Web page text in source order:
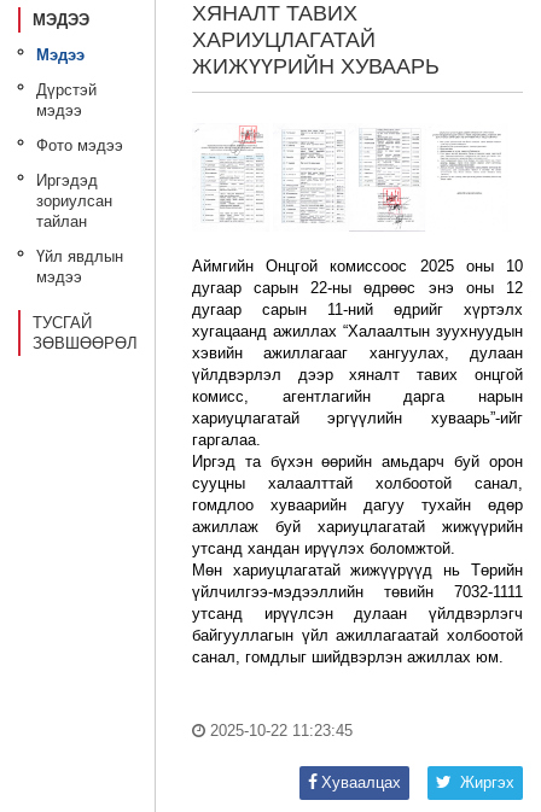
МЭДЭЭ
Мэдээ
Дүрстэй
мэдээ
Фото мэдээ
Иргэдэд
зориулсан
тайлан
Үйл явдлын
мэдээ
ТУСГАЙ
ЗӨВШӨӨРӨЛ
ХЯНАЛТ ТАВИХ
ХАРИУЦЛАГАТАЙ
ЖИЖҮҮРИЙН ХУВААРЬ
Аймгийн Онцгой комиссоос 2025 оны 10
дугаар сарын 22-ны өдрөөс энэ оны 12
дугаар сарын 11-ний өдрийг хүртэлх
хугацаанд ажиллах “Халаалтын зуухнуудын
хэвийн ажиллагааг хангуулах, дулаан
үйлдвэрлэл дээр хяналт тавих онцгой
комисс, агентлагийн дарга нарын
хариуцлагатай эргүүлийн хуваарь”-ийг
гаргалаа.
Иргэд та бүхэн өөрийн амьдарч буй орон
сууцны халаалттай холбоотой санал,
гомдлоо хуваарийн дагуу тухайн өдөр
ажиллаж буй хариуцлагатай жижүүрийн
утсанд хандан ирүүлэх боломжтой.
Мөн хариуцлагатай жижүүрүүд нь Төрийн
үйлчилгээ-мэдээллийн төвийн 7032-1111
утсанд ирүүлсэн дулаан үйлдвэрлэгч
байгууллагын үйл ажиллагаатай холбоотой
санал, гомдлыг шийдвэрлэн ажиллах юм.
2025-10-22 11:23:45
Жиргэх
Хуваалцах